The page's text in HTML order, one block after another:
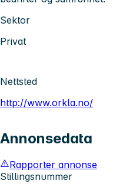
Sektor
Privat
Nettsted
http://www.orkla.no/
Annonsedata
Rapporter annonse
Stillingsnummer